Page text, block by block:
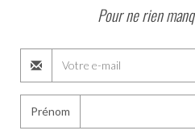
Pour ne rien
Prénom